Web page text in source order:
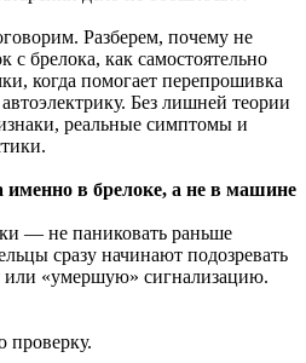
Разберем, почему не
с брелока, как самостоятельно
когда помогает перепрошивка
Без лишней теории
реальные симптомы и
именно в брелоке, а не в машине
— не паниковать раньше
сразу начинают подозревать
«умершую» сигнализацию.
проверку.